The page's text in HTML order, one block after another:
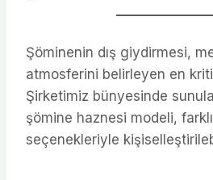
Şöminenin dış giydirmesi,
atmosferini belirleyen en
Şirketimiz bünyesinde
şömine haznesi modeli,
seçenekleriyle